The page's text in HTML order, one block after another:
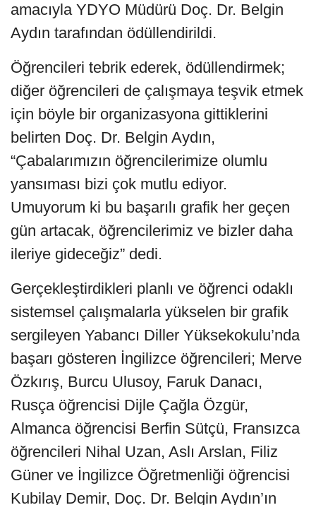
amacıyla YDYO Müdürü Doç. Dr. Belgin
Aydın tarafından ödüllendirildi.
Öğrencileri tebrik ederek, ödüllendirmek;
diğer öğrencileri de çalışmaya teşvik etmek
için böyle bir organizasyona gittiklerini
belirten Doç. Dr. Belgin Aydın,
“Çabalarımızın öğrencilerimize olumlu
yansıması bizi çok mutlu ediyor.
Umuyorum ki bu başarılı grafik her geçen
gün artacak, öğrencilerimiz ve bizler daha
ileriye gideceğiz” dedi.
Gerçekleştirdikleri planlı ve öğrenci odaklı
sistemsel çalışmalarla yükselen bir grafik
sergileyen Yabancı Diller Yüksekokulu’nda
başarı gösteren İngilizce öğrencileri; Merve
Özkırış, Burcu Ulusoy, Faruk Danacı,
Rusça öğrencisi Dijle Çağla Özgür,
Almanca öğrencisi Berfin Sütçü, Fransızca
öğrencileri Nihal Uzan, Aslı Arslan, Filiz
Güner ve İngilizce Öğretmenliği öğrencisi
Kubilay Demir, Doç. Dr. Belgin Aydın’ın